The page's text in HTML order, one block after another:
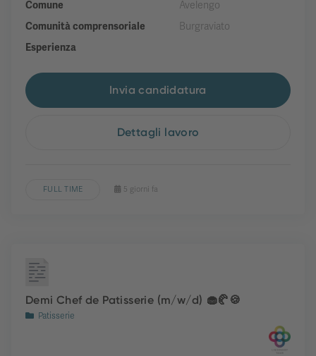
Comune
Avelengo
Comunità comprensoriale
Burgraviato
Esperienza
Invia candidatura
Dettagli lavoro
FULL TIME 5 giorni fa
Demi Chef de Patisserie (m/w/d) 🧁🥐🍪
Patisserie